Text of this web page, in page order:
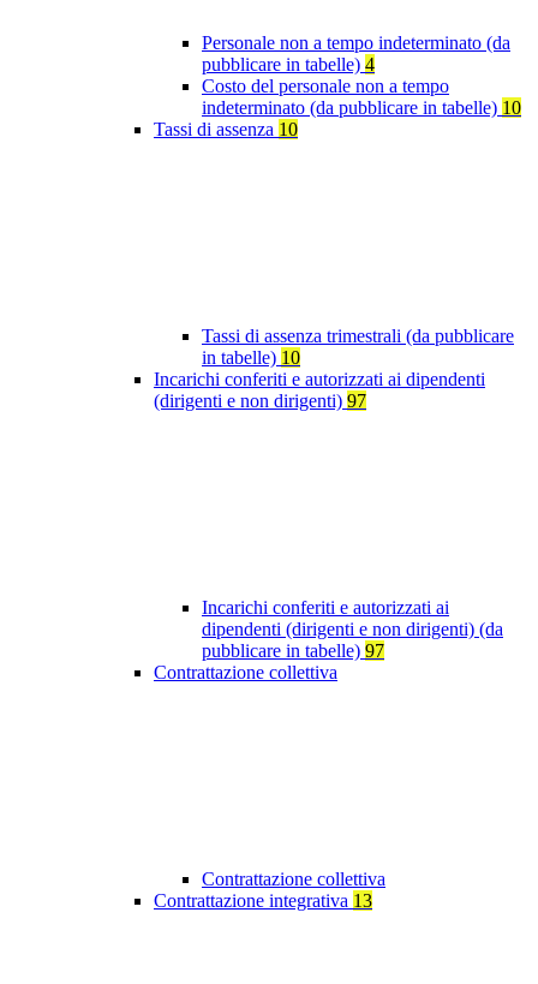
Personale non a tempo indeterminato (da
pubblicare in tabelle) 4
Costo del personale non a tempo
indeterminato (da pubblicare in tabelle) 10
Tassi di assenza 10
Tassi di assenza trimestrali (da pubblicare
in tabelle) 10
Incarichi conferiti e autorizzati ai dipendenti
(dirigenti e non dirigenti) 97
Incarichi conferiti e autorizzati ai
dipendenti (dirigenti e non dirigenti) (da
pubblicare in tabelle) 97
Contrattazione collettiva
Contrattazione collettiva
Contrattazione integrativa 13